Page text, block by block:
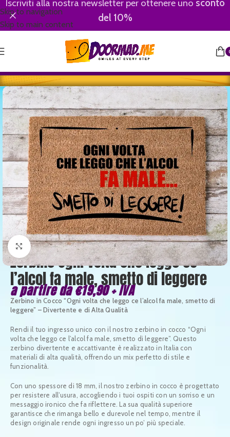
Skip to navigation
Skip to main content
Iscriviti alla nostra newsletter per ottenere uno sconto
del 10%
Clicca per ingrandire
Zerbino Ogni volta che leggo ce
l’alcol fa male, smetto di leggere
a partire da€19,90+ IVA
Zerbino in Cocco “Ogni volta che leggo ce l’alcol fa male, smetto di
leggere” – Divertente e di Alta Qualità
Rendi il tuo ingresso unico con il nostro zerbino in cocco “Ogni
volta che leggo ce l’alcol fa male, smetto di leggere”. Questo
zerbino divertente e accattivante è realizzato in Italia con
materiali di alta qualità, offrendo un mix perfetto di stile e
funzionalità.
Con uno spessore di 18 mm, il nostro zerbino in cocco è progettato
per resistere all’usura, accogliendo i tuoi ospiti con un sorriso e un
messaggio ironico che fa riflettere. La sua qualità superiore
garantisce che rimanga bello e durevole nel tempo, mentre il
design originale rende ogni ingresso un po’ più speciale.